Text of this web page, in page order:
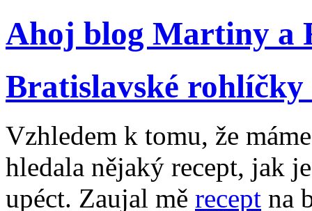
Ahoj blog Martiny a
Bratislavské rohlíčky
Vzhledem k tomu, že
hledala nějaký recept, jak
upéct. Zaujal mě recept na